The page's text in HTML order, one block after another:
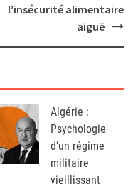
l’insécurité alimentaire
aiguë
Algérie :
Psychologie
d’un régime
militaire
vieillissant